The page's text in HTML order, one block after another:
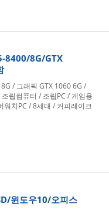
8400/8G/GTX
/ 그래픽 GTX 1060 6G /
립컴퓨터 / 조립PC / 게임용
치PC / 8세대 / 커피레이크
윈도우10/오피스